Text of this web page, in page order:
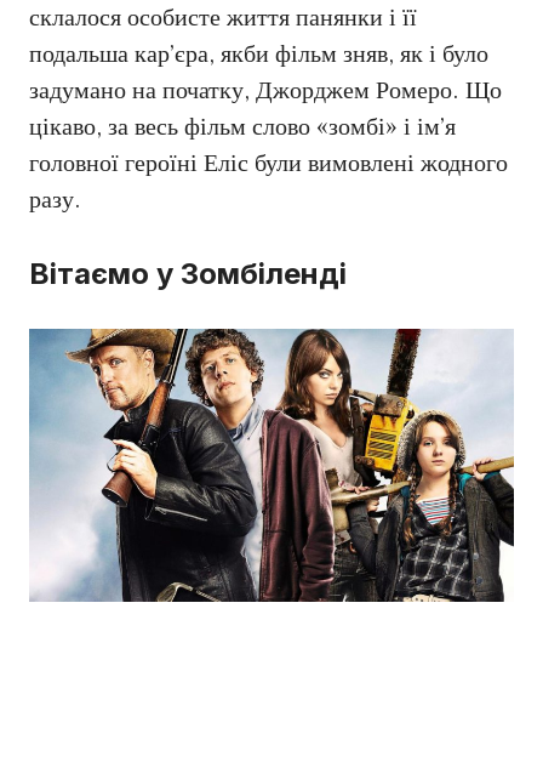
склалося особисте життя панянки і її
подальша кар’єра, якби фільм зняв, як і було
задумано на початку, Джорджем Ромеро. Що
цікаво, за весь фільм слово «зомбі» і ім’я
головної героїні Еліс були вимовлені жодного
разу.
Вітаємо у Зомбіленді